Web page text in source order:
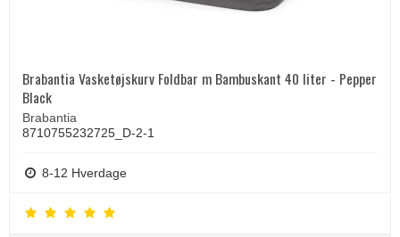
Brabantia Vasketøjskurv Foldbar m Bambuskant 40 liter - Pepper
Black
Brabantia
8710755232725_D-2-1
8-12 Hverdage